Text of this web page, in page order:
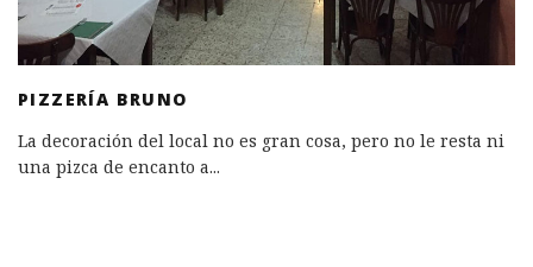
PIZZERÍA BRUNO
La decoración del local no es gran cosa, pero no le resta ni
una pizca de encanto a...